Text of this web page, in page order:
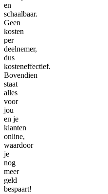
en
schaalbaar.
Geen
kosten
per
deelnemer,
dus
kosteneffectief.
Bovendien
staat
alles
voor
jou
en je
klanten
online,
waardoor
je
nog
meer
geld
bespaart!